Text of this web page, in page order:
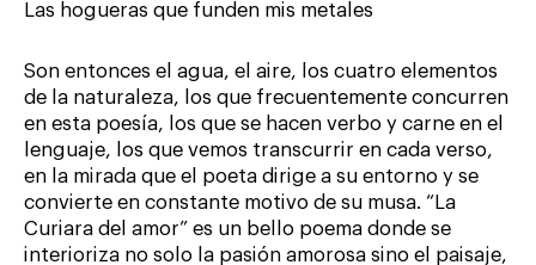
Las hogueras que funden mis metales
Son entonces el agua, el aire, los cuatro elementos
de la naturaleza, los que frecuentemente concurren
en esta poesía, los que se hacen verbo y carne en el
lenguaje, los que vemos transcurrir en cada verso,
en la mirada que el poeta dirige a su entorno y se
convierte en constante motivo de su musa. “La
Curiara del amor” es un bello poema donde se
interioriza no solo la pasión amorosa sino el paisaje,